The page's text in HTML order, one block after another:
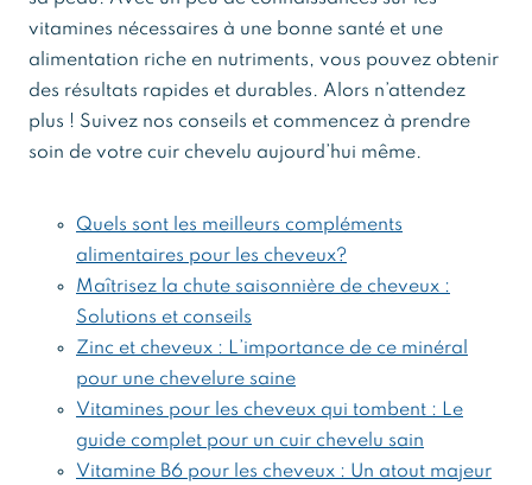
vitamines nécessaires à une bonne santé et une
alimentation riche en nutriments, vous pouvez obtenir
des résultats rapides et durables. Alors n’attendez
plus ! Suivez nos conseils et commencez à prendre
soin de votre cuir chevelu aujourd’hui même.
Quels sont les meilleurs compléments
alimentaires pour les cheveux?
Maîtrisez la chute saisonnière de cheveux :
Solutions et conseils
Zinc et cheveux : L’importance de ce minéral
pour une chevelure saine
Vitamines pour les cheveux qui tombent : Le
guide complet pour un cuir chevelu sain
Vitamine B6 pour les cheveux : Un atout majeur